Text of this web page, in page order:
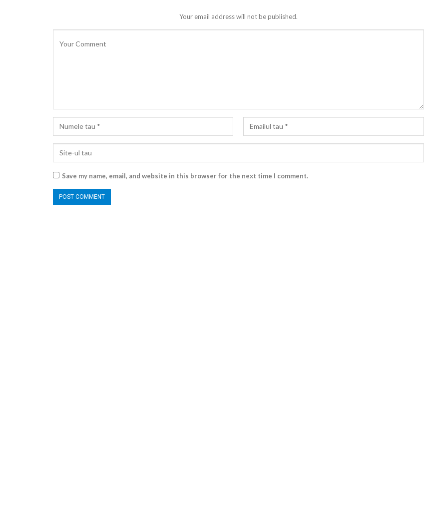
Your email address will not be published.
Save my name, email, and website in this browser for the next time I comment.